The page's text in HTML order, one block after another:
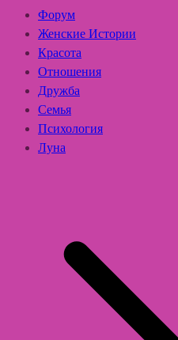
Форум
Женские Истории
Красота
Отношения
Дружба
Семья
Психология
Луна